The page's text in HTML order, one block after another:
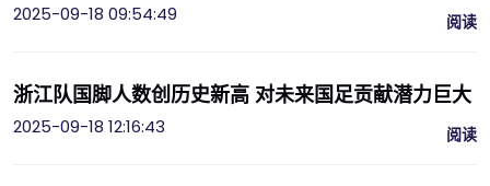
2025-09-18 09:54:49
阅读
浙江队国脚人数创历史新高 对未来国足贡献潜力巨大
2025-09-18 12:16:43
阅读